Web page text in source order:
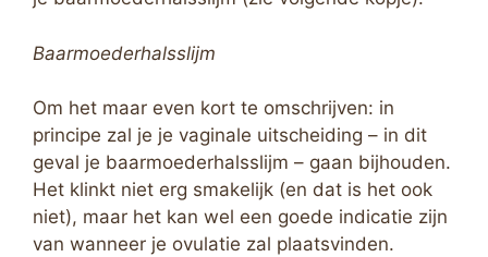
Baarmoederhalsslijm
Om het maar even kort te omschrijven: in
principe zal je je vaginale uitscheiding – in dit
geval je baarmoederhalsslijm – gaan bijhouden.
Het klinkt niet erg smakelijk (en dat is het ook
niet), maar het kan wel een goede indicatie zijn
van wanneer je ovulatie zal plaatsvinden.